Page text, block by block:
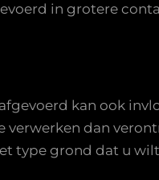
in grotere
kan ook
dan
type grond dat u